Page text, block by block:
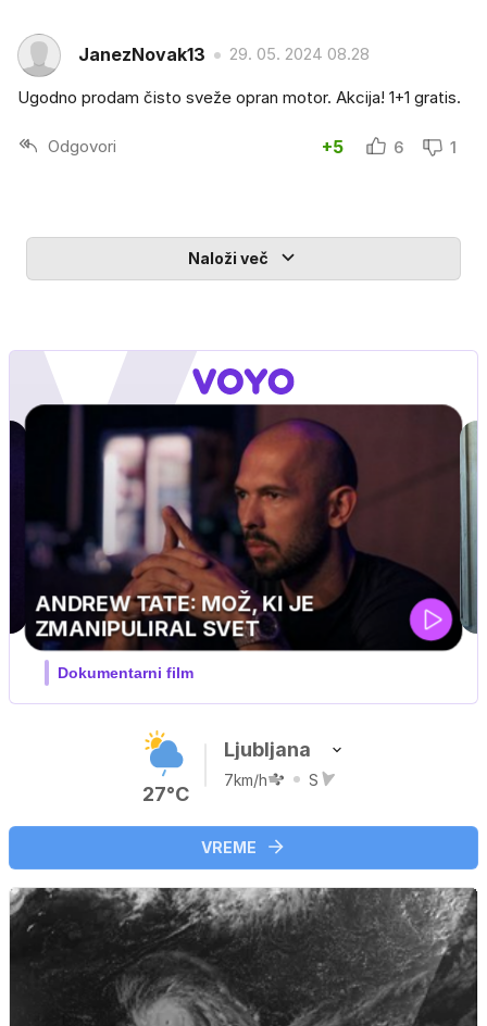
JanezNovak13 29. 05. 2024 08.28
Ugodno prodam čisto sveže opran motor. Akcija! 1+1 gratis.
Odgovori +5 6 1
Naloži več
MOJ PRIJATELJ PINGVIN
Film meseca / družinski, pustolovski
27°C
Ljubljana
7km/h S
VREME